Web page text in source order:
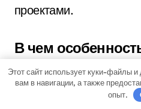
проектами.
В чем
Пескова
Особенностью
Этот сайт использует куки-файлы
вам в навигации, а также
опыт.